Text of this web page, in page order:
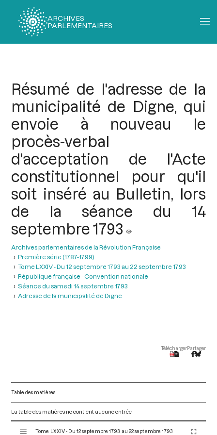
ARCHIVES
PARLEMENTAIRES
Résumé de l'adresse de la
municipalité de Digne, qui
envoie à nouveau le
procès-verbal
d'acceptation de l'Acte
constitutionnel pour qu'il
soit inséré au Bulletin, lors
de la séance du 14
septembre 1793
Archives parlementaires de la Révolution Française
Première série (1787-1799)
Tome LXXIV - Du 12 septembre 1793 au 22 septembre 1793
République française - Convention nationale
Séance du samedi 14 septembre 1793
Adresse de la municipalité de Digne
TéléchargerPartager
Table des matières
La table des matières ne contient aucune entrée.
Tome LXXIV - Du 12 septembre 1793 au 22 septembre 1793